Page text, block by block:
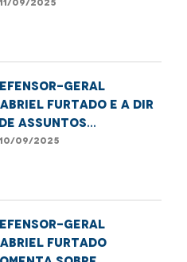
09/2025
geral
Furtado e a Dir
de Assuntos
da
Maradefs no
09/2025
geral
Furtado